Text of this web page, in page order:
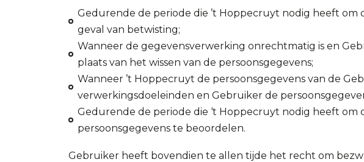
Gedurende de periode die ’t Hoppecruyt nodig heeft
geval van betwisting;
Wanneer de gegevensverwerking onrechtmatig is en
plaats van het wissen van de persoonsgegevens;
Wanneer ’t Hoppecruyt de persoonsgegevens van de
verwerkingsdoeleinden en Gebruiker de
Gedurende de periode die ‘t Hoppecruyt nodig heeft om
persoonsgegevens te beoordelen.
Gebruiker heeft bovendien te allen tijde het recht om